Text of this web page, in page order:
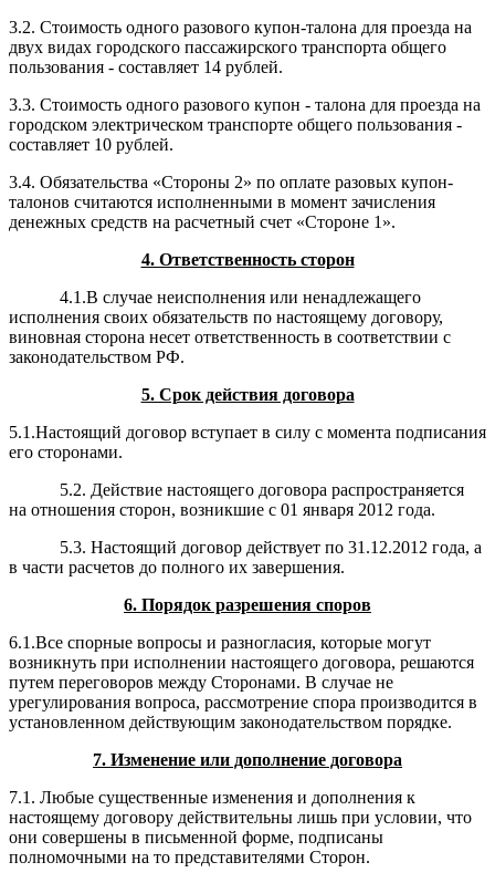
3.2. Стоимость одного разового купон-талона для проезда на
двух видах городского пассажирского транспорта общего
пользования - составляет 14 рублей.
3.3. Стоимость одного разового купон - талона для проезда на
городском электрическом транспорте общего пользования -
составляет 10 рублей.
3.4. Обязательства «Стороны 2» по оплате разовых купон-
талонов считаются исполненными в момент зачисления
денежных средств на расчетный счет «Стороне 1».
4. Ответственность сторон
4.1.В случае неисполнения или ненадлежащего
исполнения своих обязательств по настоящему договору,
виновная сторона несет ответственность в соответствии с
законодательством РФ.
5. Срок действия договора
5.1.Настоящий договор вступает в силу с момента подписания
его сторонами.
5.2. Действие настоящего договора распространяется
на отношения сторон, возникшие с 01 января 2012 года.
5.3. Настоящий договор действует по 31.12.2012 года,а
в части расчетов до полного их завершения.
6. Порядок разрешения споров
6.1.Все спорные вопросы и разногласия, которые могут
возникнуть при исполнении настоящего договора, решаются
путем переговоров между Сторонами. В случае не
урегулирования вопроса, рассмотрение спора производится в
установленном действующим законодательством порядке.
7. Изменение или дополнение договора
7.1. Любые существенные изменения и дополнения к
настоящему договору действительны лишь при условии, что
они совершены в письменной форме, подписаны
полномочными на то представителями Сторон.